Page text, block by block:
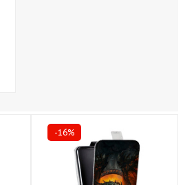
-16%